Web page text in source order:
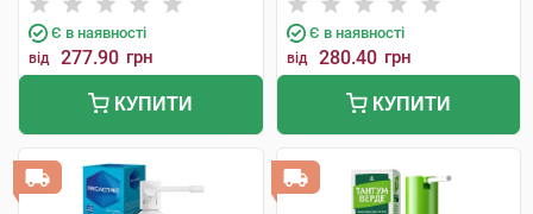
Є в наявності
від 277.90 грн
КУПИТИ
Є в наявності
від 280.40 грн
КУПИТИ